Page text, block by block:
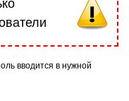
вводится в нужной